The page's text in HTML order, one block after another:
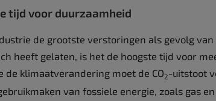
tijd voor duurzaamheid
de grootste verstoringen als gevolg
heeft gelaten, is het de hoogste tijd voor
de klimaatverandering moet de CO2-uitstoot
van fossiele energie, zoals gas